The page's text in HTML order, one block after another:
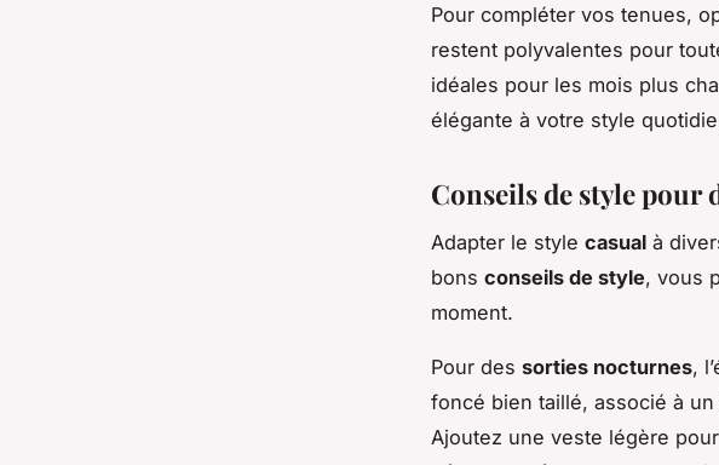
Pour compléter vos tenues,
restent polyvalentes pour
idéales pour les mois plus
élégante à votre style
Conseils de style pour
Adapter le style casual à
​bons conseils de style, vous
moment.
Pour des sorties nocturnes,
foncé bien taillé, associé à
Ajoutez une veste légère